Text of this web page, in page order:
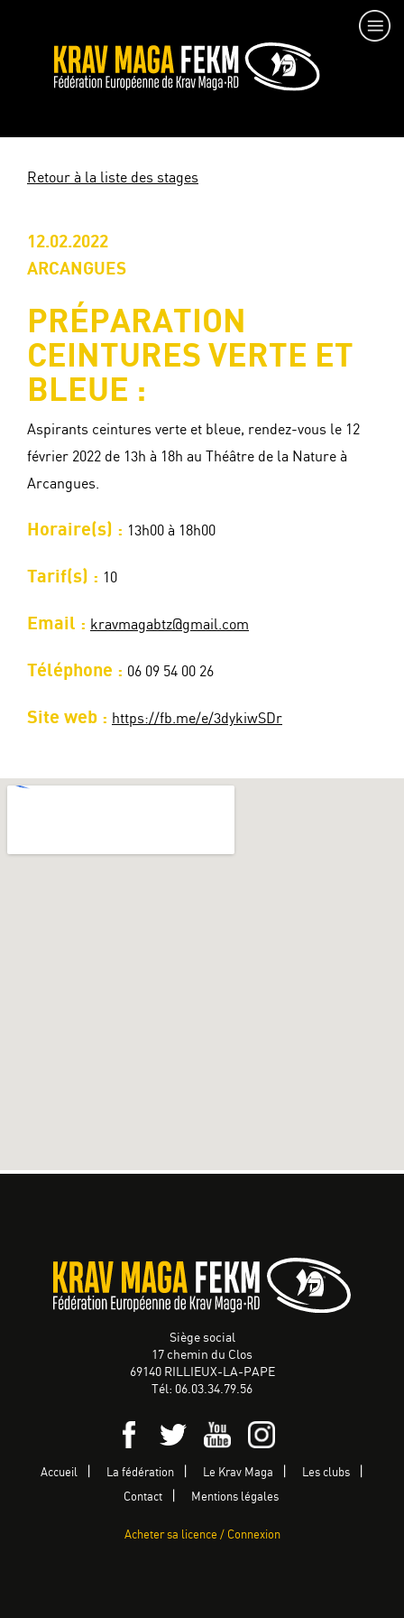
Retour à la liste des stages
12.02.2022
ARCANGUES
PRÉPARATION
CEINTURES VERTE ET
BLEUE :
Aspirants ceintures verte et bleue, rendez-vous le 12
février 2022 de 13h à 18h au Théâtre de la Nature à
Arcangues.
Horaire(s) : 13h00 à 18h00
Tarif(s) : 10
Email : kravmagabtz@gmail.com
Téléphone : 06 09 54 00 26
Site web : https://fb.me/e/3dykiwSDr
Siège social
17 chemin du Clos
69140 RILLIEUX-LA-PAPE
Tél: 06.03.34.79.56
Accueil La fédération Le Krav Maga Les clubs
Contact Mentions légales
Acheter sa licence / Connexion